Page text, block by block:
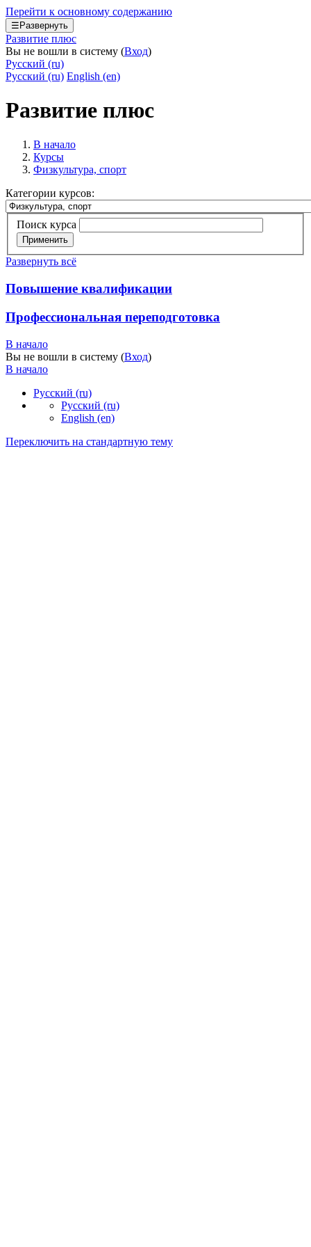
Перейти к основному содержанию
☰ Развернуть
Развитие плюс
Вы не вошли в систему (Вход)
Русский ‎(ru)‎
Русский ‎(ru)‎ English ‎(en)‎
Развитие плюс
В начало
Курсы
Физкультура, спорт
Категории курсов:
Поиск курса
Применить
Развернуть всё
Повышение квалификации
Профессиональная переподготовка
В начало
Вы не вошли в систему (Вход)
В начало
Русский ‎(ru)‎
Русский ‎(ru)‎
English ‎(en)‎
Переключить на стандартную тему